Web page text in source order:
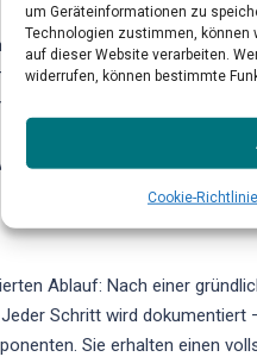
um Geräteinformationen zu
Technologien zustimmen, können
auf dieser Website verarbeiten.
widerrufen, können bestimmte
Cookie-Richtlinie
zertifizierten
Sensoren durch. Dazu
Pumpen. Wir überprüfen
aktualisieren die
nach Herstellervorschrift
Ablauf: Nach einer
Schritt wird dokumentiert
Sie erhalten einen